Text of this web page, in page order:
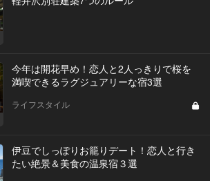
今年は開花早め！恋人と2人っきりで桜を
満喫できるラグジュアリーな宿3選
ライフスタイル
伊豆でしっぽりお籠りデート！恋人と行き
たい絶景＆美食の温泉宿３選